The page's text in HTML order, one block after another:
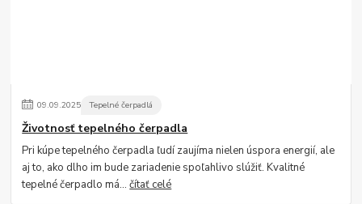
09.09.2025 Tepelné čerpadlá
Životnosť tepelného čerpadla
Pri kúpe tepelného čerpadla ľudí zaujíma nielen úspora energií, ale
aj to, ako dlho im bude zariadenie spoľahlivo slúžiť. Kvalitné
tepelné čerpadlo má...čítať celé